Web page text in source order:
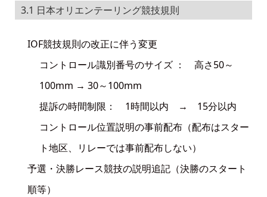
3.1 日本オリエンテーリング競技規則
IOF競技規則の改正に伴う変更
コントロール識別番号のサイズ ： 高さ50～
100mm → 30～100mm
提訴の時間制限： 1時間以内 → 15分以内
コントロール位置説明の事前配布（配布はスター
ト地区、リレーでは事前配布しない）
予選・決勝レース競技の説明追記（決勝のスタート
順等）